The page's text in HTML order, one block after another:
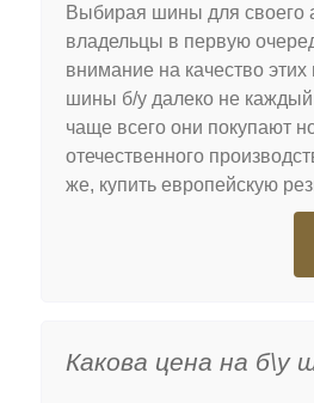
Выбирая шины для своего
владельцы в первую
внимание на качество
шины б/у далеко не каждый
чаще всего они покупают
отечественного
же, купить европейскую
Какова цена на б\у